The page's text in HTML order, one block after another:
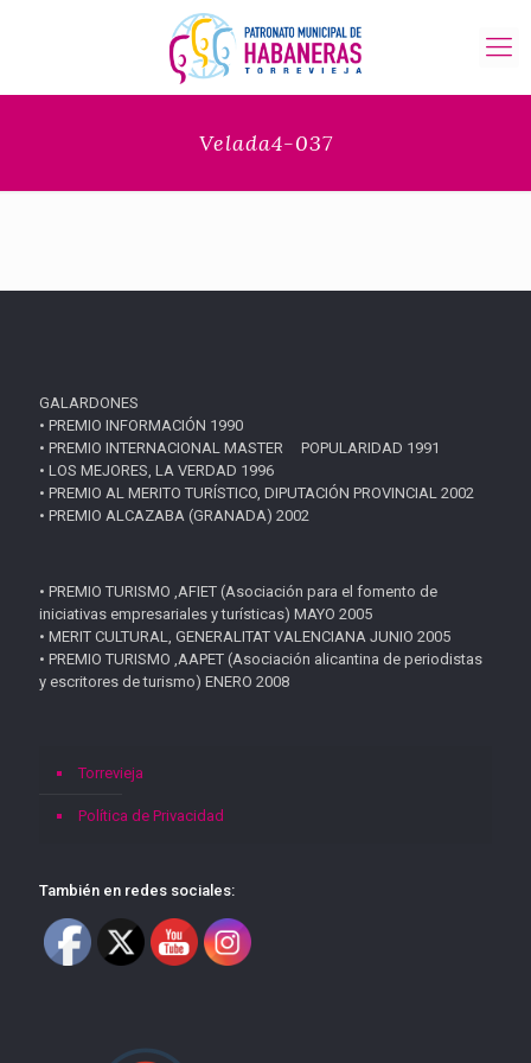
Velada4-037
GALARDONES
• PREMIO INFORMACIÓN 1990
• PREMIO INTERNACIONAL MASTER POPULARIDAD 1991
• LOS MEJORES, LA VERDAD 1996
• PREMIO AL MERITO TURÍSTICO, DIPUTACIÓN PROVINCIAL 2002
• PREMIO ALCAZABA (GRANADA) 2002
• PREMIO TURISMO ,AFIET (Asociación para el fomento de
iniciativas empresariales y turísticas) MAYO 2005
• MERIT CULTURAL, GENERALITAT VALENCIANA JUNIO 2005
• PREMIO TURISMO ,AAPET (Asociación alicantina de periodistas
y escritores de turismo) ENERO 2008
Torrevieja
Política de Privacidad
También en redes sociales: